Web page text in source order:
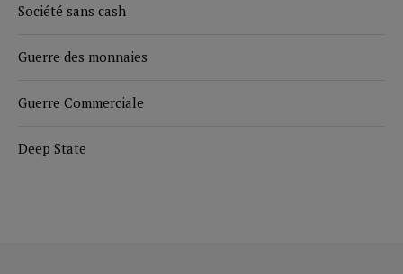
Société sans cash
Guerre des monnaies
Guerre Commerciale
Deep State